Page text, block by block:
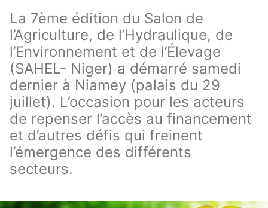
La 7ème édition du Salon de
l’Agriculture, de l’Hydraulique, de
l’Environnement et de l’Élevage
(SAHEL- Niger) a démarré samedi
dernier à Niamey (palais du 29
juillet). L’occasion pour les acteurs
de repenser l’accès au financement
et d’autres défis qui freinent
l’émergence des différents
secteurs.